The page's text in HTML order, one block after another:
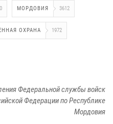
МОРДОВИЯ 3612
ОХРАНА 1972
Федеральной службы войск
Федерации по Республике
Мордовия